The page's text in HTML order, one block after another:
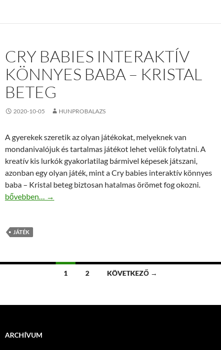
CRY BABIES INTERAKTÍV
KÖNNYES BABA – KRISTAL
BETEG
2020-10-05 HUNPROBALAZS
A gyerekek szeretik az olyan játékokat, melyeknek van
mondanivalójuk és tartalmas játékot lehet velük folytatni. A
kreatív kis lurkók gyakorlatilag bármivel képesek játszani,
azonban egy olyan játék, mint a Cry babies interaktív könnyes
baba – Kristal beteg biztosan hatalmas örömet fog okozni.
Cry babies interaktív könnyes baba – Kristal beteg
bővebben… →
JÁTÉK
1 2 KÖVETKEZŐ →
ARCHÍVUM